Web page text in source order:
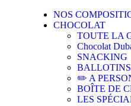
NOS
CHOCOLAT
TOUTE LA
Chocolat
SNACKING
✏️ A
BOÎTE DE
LES